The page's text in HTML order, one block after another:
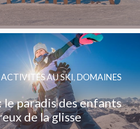
le paradis des enfants
de la glisse
ACTIVITÉS AU SKI, DOMAINES